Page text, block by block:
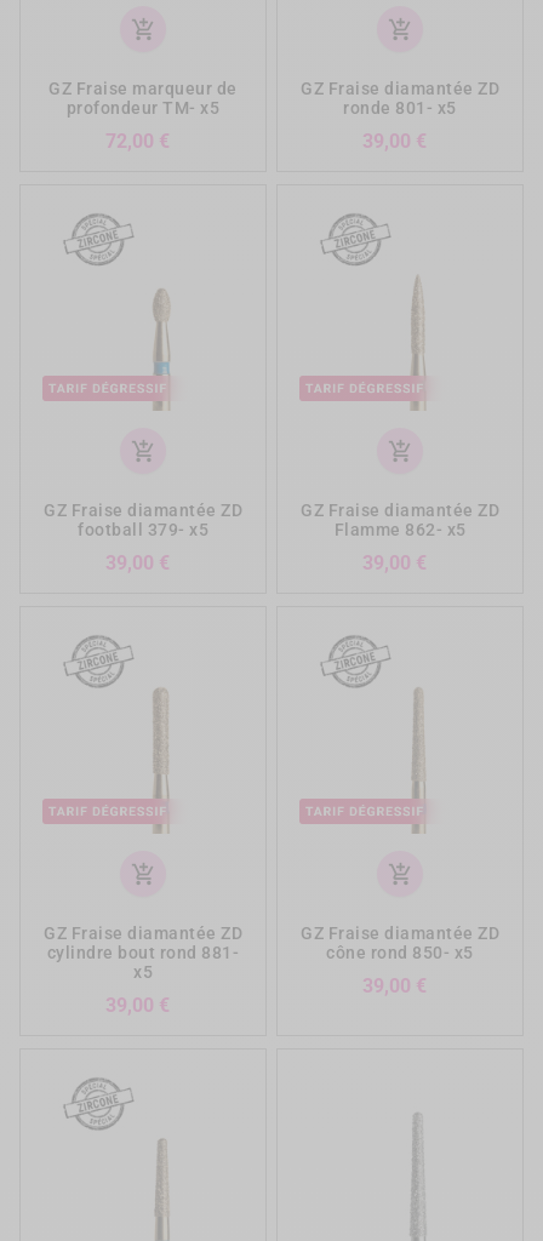
add_shopping_cart
GZ Fraise marqueur de
profondeur TM- x5
72,00 €
add_shopping_cart
GZ Fraise diamantée ZD
ronde 801- x5
39,00 €
add_shopping_cart
GZ Fraise diamantée ZD
football 379- x5
39,00 €
add_shopping_cart
GZ Fraise diamantée ZD
Flamme 862- x5
39,00 €
add_shopping_cart
GZ Fraise diamantée ZD
cylindre bout rond 881-
x5
39,00 €
add_shopping_cart
GZ Fraise diamantée ZD
cône rond 850- x5
39,00 €